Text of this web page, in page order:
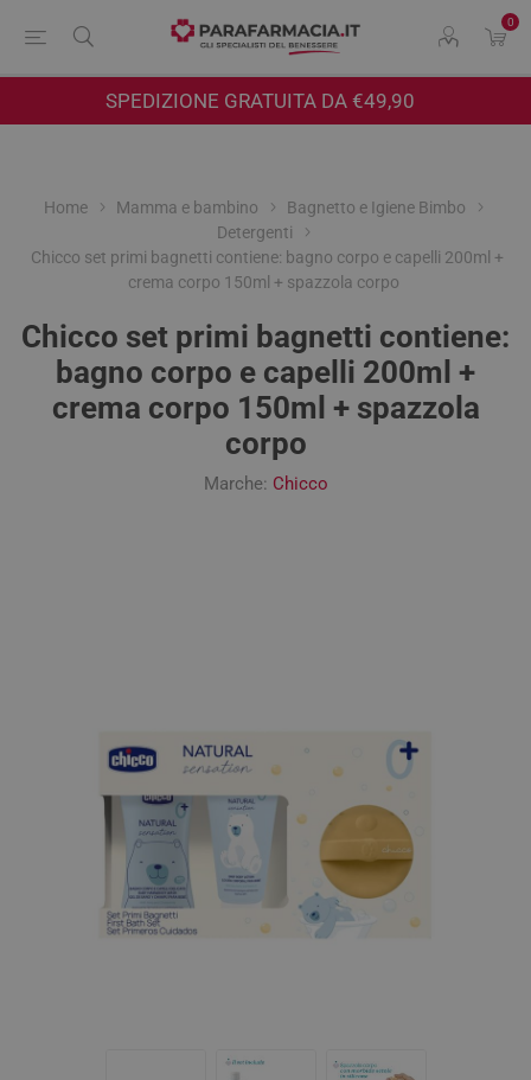
0
SPEDIZIONE GRATUITA DA €49,90
Home Mamma e bambino
Bagnetto e Igiene Bimbo
Detergenti
Chicco set primi bagnetti contiene: bagno corpo e capelli 200ml +
crema corpo 150ml + spazzola corpo
Chicco set primi bagnetti contiene:
bagno corpo e capelli 200ml +
crema corpo 150ml + spazzola
corpo
Marche: Chicco